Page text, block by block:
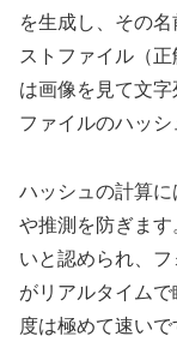
を生成し、その
ストファイル（
は画像を見て文
ファイルのハッシ
ハッシュの計算
や推測を防ぎま
いと認められ、
がリアルタイム
度は極めて速いで